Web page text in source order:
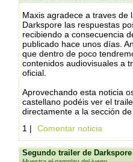
Maxis agradece a traves de
Darkspore las respuestas
recibiendo a consecuencia
publicado hace unos días.
que dentro de poco
contenidos audiovisuales a
oficial.
Aprovechando esta noticia
castellano podéis ver el
directamente a la sección
1 |
Comentar noticia
Segundo trailer de Darkspore